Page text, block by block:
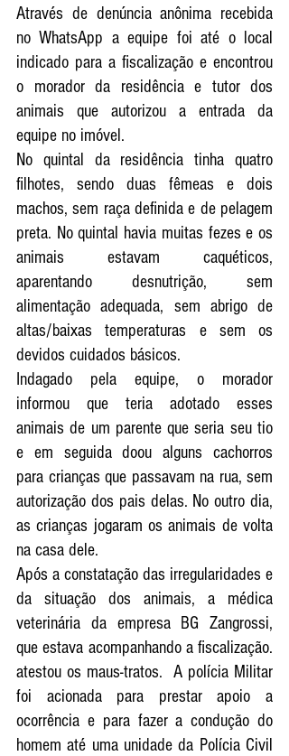
Através de denúncia anônima recebida
no WhatsApp a equipe foi até o local
indicado para a fiscalização e encontrou
o morador da residência e tutor dos
animais que autorizou a entrada da
equipe no imóvel.
No quintal da residência tinha quatro
filhotes, sendo duas fêmeas e dois
machos, sem raça definida e de pelagem
preta. No quintal havia muitas fezes e os
animais estavam caquéticos,
aparentando desnutrição, sem
alimentação adequada, sem abrigo de
altas/baixas temperaturas e sem os
devidos cuidados básicos.
Indagado pela equipe, o morador
informou que teria adotado esses
animais de um parente que seria seu tio
e em seguida doou alguns cachorros
para crianças que passavam na rua, sem
autorização dos pais delas. No outro dia,
as crianças jogaram os animais de volta
na casa dele.
Após a constatação das irregularidades e
da situação dos animais, a médica
veterinária da empresa BG Zangrossi,
que estava acompanhando a fiscalização.
atestou os maus-tratos.  A polícia Militar
foi acionada para prestar apoio a
ocorrência e para fazer a condução do
homem até uma unidade da Polícia Civil